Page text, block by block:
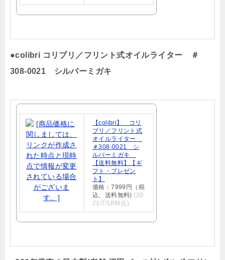
●colibri コリブリ／フリント式オイルライター ＃
308-0021 シルバーミガキ
【colibri】 コリ
ブリ／フリント式
オイルライター
＃308-0021 シ
ルバーミガキ
【送料無料】【ギ
フト・プレゼン
ト】
価格：7999円（税
込、送料無料) (20
21/7/18時点)